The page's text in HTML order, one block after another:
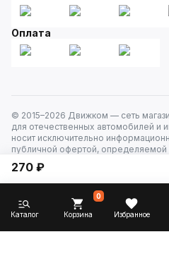
270 ₽
Оплата
© 2015–2026 Движком — сеть
для отечественных автомобилей и
носит исключительно
публичной офертой,
Каталог Корзина
0
Избранное